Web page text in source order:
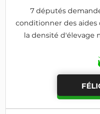
7 députés
conditionner des aides
la densité d'élevage